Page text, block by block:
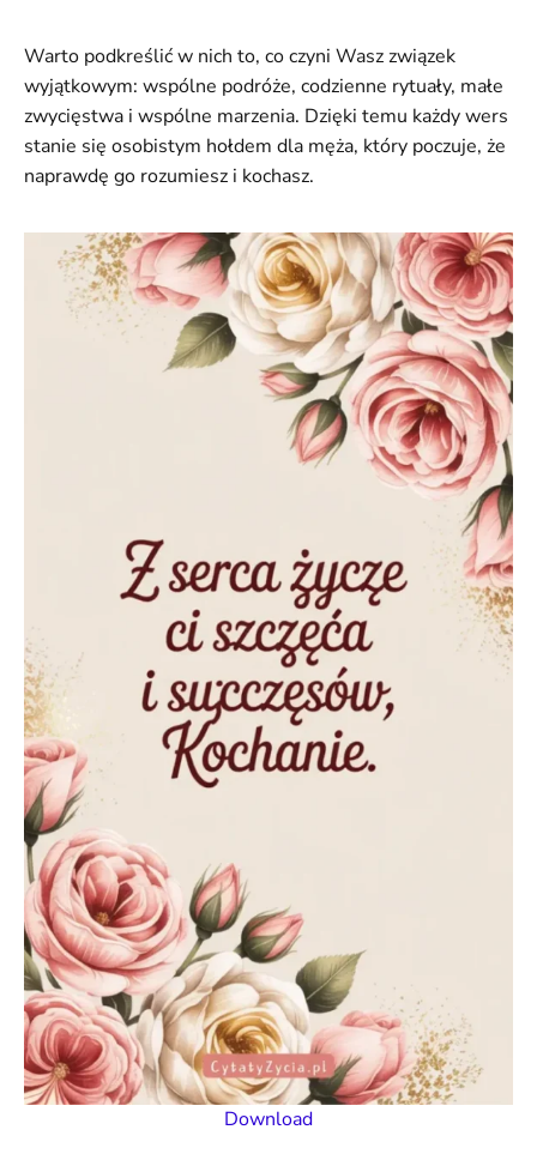
Warto podkreślić w nich to, co czyni Wasz związek
wyjątkowym: wspólne podróże, codzienne rytuały, małe
zwycięstwa i wspólne marzenia. Dzięki temu każdy wers
stanie się osobistym hołdem dla męża, który poczuje, że
naprawdę go rozumiesz i kochasz.
Download